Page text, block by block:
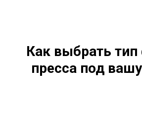
Как выбрать
пресса под